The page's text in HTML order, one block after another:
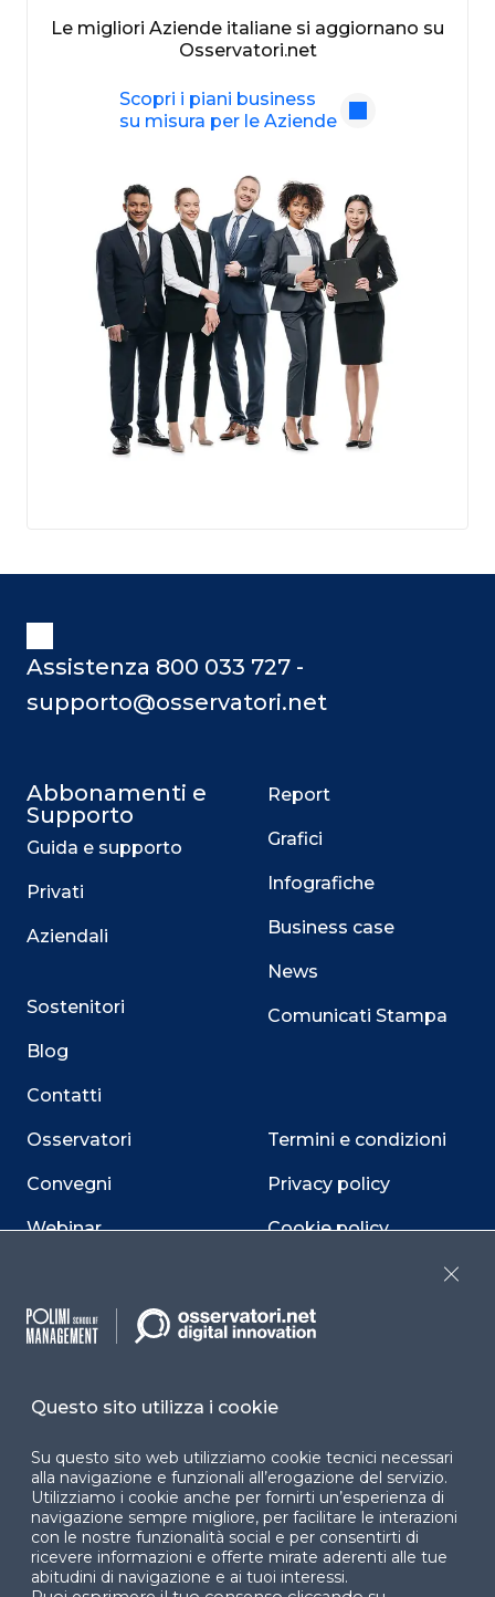
Le migliori Aziende italiane si aggiornano su
Osservatori.net
Scopri i piani business
su misura per le Aziende
Assistenza 800 033 727 -
supporto@osservatori.net
Abbonamenti e
Supporto
Guida e supporto
Privati
Aziendali
Sostenitori
Blog
Contatti
Osservatori
Convegni
Webinar
Report
Grafici
Infografiche
Business case
News
Comunicati Stampa
Termini e condizioni
Privacy policy
Cookie policy
Dichiarazione di
accessibilità
Facebook LinkedIn
Questo sito utilizza i cookie
Su questo sito web utilizziamo cookie tecnici necessari
alla navigazione e funzionali all’erogazione del servizio.
Utilizziamo i cookie anche per fornirti un’esperienza di
navigazione sempre migliore, per facilitare le interazioni
con le nostre funzionalità social e per consentirti di
ricevere informazioni e offerte mirate aderenti alle tue
abitudini di navigazione e ai tuoi interessi.